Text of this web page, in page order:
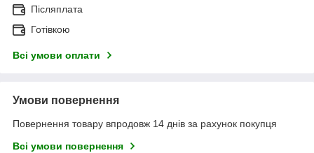
Післяплата
Готівкою
Всі умови оплати
Умови повернення
Повернення товару впродовж 14 днів за рахунок покупця
Всі умови повернення